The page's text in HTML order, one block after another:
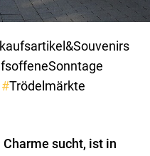
Trödelmärkte
sucht, ist in